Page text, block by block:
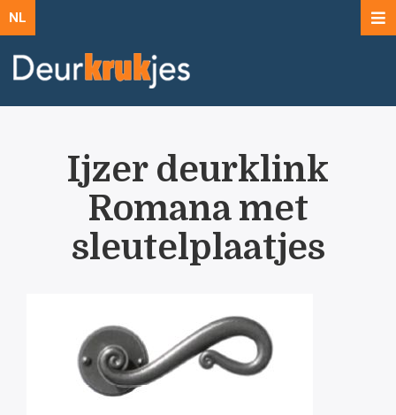
NL
Ijzer deurklink
Romana met
sleutelplaatjes